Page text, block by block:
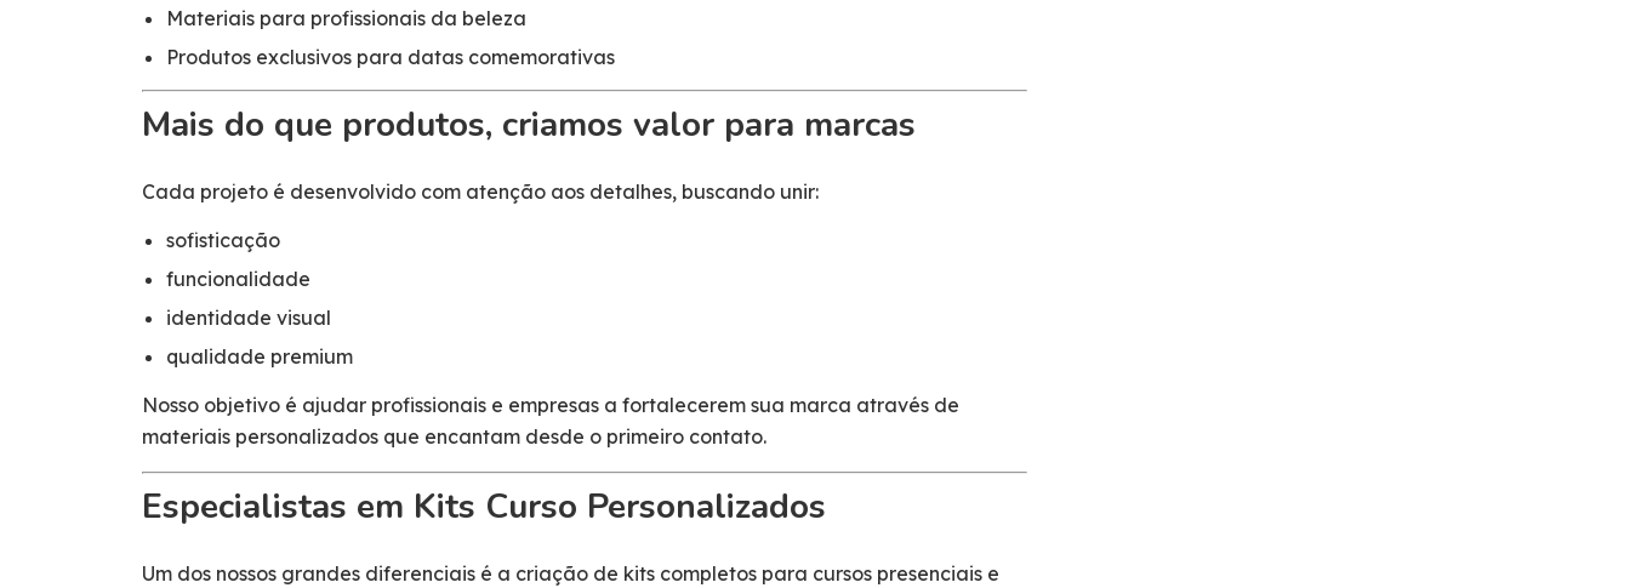
Materiais para profissionais da beleza
Produtos exclusivos para datas comemorativas
Mais do que produtos, criamos valor para marcas
Cada projeto é desenvolvido com atenção aos detalhes, buscando unir:
sofisticação
funcionalidade
identidade visual
qualidade premium
Nosso objetivo é ajudar profissionais e empresas a fortalecerem sua marca através de
materiais personalizados que encantam desde o primeiro contato.
Especialistas em Kits Curso Personalizados
Um dos nossos grandes diferenciais é a criação de kits completos para cursos presenciais e